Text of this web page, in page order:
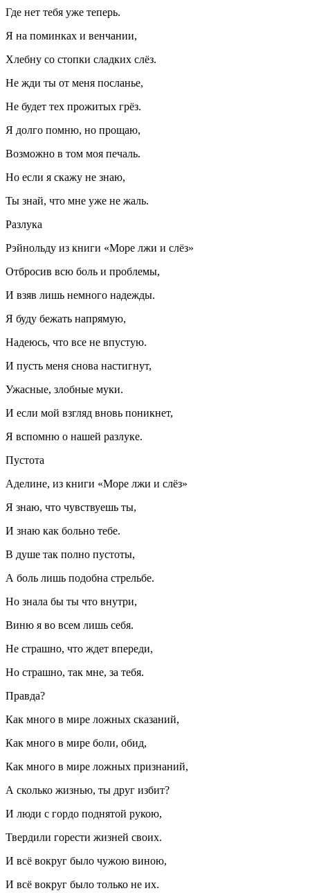
Где нет тебя уже теперь.
Я на поминках и венчании,
Хлебну со стопки сладких слёз.
Не жди ты от меня посланье,
Не будет тех прожитых грёз.
Я долго помню, но прощаю,
Возможно в том моя печаль.
Но если я скажу не знаю,
Ты знай, что мне уже не жаль.
Разлука
Рэйнольду из книги «Море лжи и слёз»
Отбросив всю боль и проблемы,
И взяв лишь немного надежды.
Я буду бежать напрямую,
Надеюсь, что все не впустую.
И пусть меня снова настигнут,
Ужасные, злобные муки.
И если мой взгляд вновь поникнет,
Я вспомню о нашей разлуке.
Пустота
Аделине, из книги «Море лжи и слёз»
Я знаю, что чувствуешь ты,
И знаю как больно тебе.
В душе так полно пустоты,
А боль лишь подобна стрельбе.
Но знала бы ты что внутри,
Виню я во всем лишь себя.
Не страшно, что ждет впереди,
Но страшно, так мне, за тебя.
Правда?
Как много в мире ложных сказаний,
Как много в мире боли, обид,
Как много в мире ложных признаний,
А сколько жизнью, ты друг избит?
И люди с гордо поднятой рукою,
Твердили горести жизней своих.
И всё вокруг было чужою виною,
И всё вокруг было только не их.